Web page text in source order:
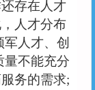
存在人才
人才分布
人才、创
量不能充分
务的需求;